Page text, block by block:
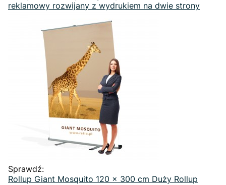
reklamowy rozwijany z wydrukiem na dwie strony
Sprawdź:
Rollup Giant Mosquito 120 x 300 cm Duży Rollup